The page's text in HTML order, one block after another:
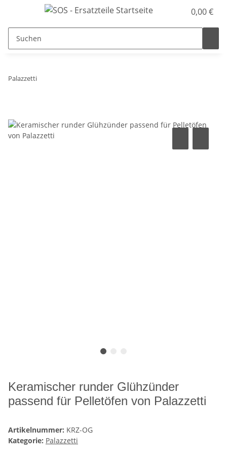
0,00 €
Palazzetti
Keramischer runder Glühzünder
passend für Pelletöfen von Palazzetti
Artikelnummer: KRZ-OG
Kategorie: Palazzetti